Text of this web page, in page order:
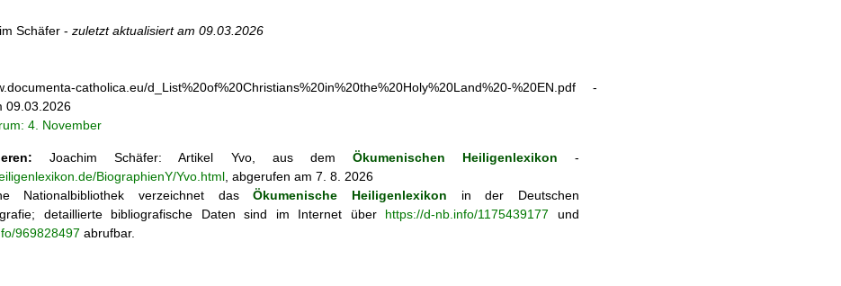
Schäfer - zuletzt aktualisiert am 09.03.2026
catholica.eu/d_List%20of%20Christians%20in%20the%20Holy%20Land%20-%20EN.pdf -
09.03.2026
4. November
Joachim Schäfer: Artikel Yvo, aus dem Ökumenischen Heiligenlexikon -
BiographienY/Yvo.html , abgerufen am 7. 8. 2026
Nationalbibliothek verzeichnet dasÖkumenische Heiligenlexikon in der Deutschen
detaillierte bibliografische Daten sind im Internet über https://d-nb.info/1175439177 und
969828497 abrufbar.